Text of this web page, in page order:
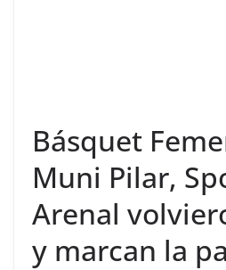
Básquet
Muni Pilar,
Arenal
y marcan la